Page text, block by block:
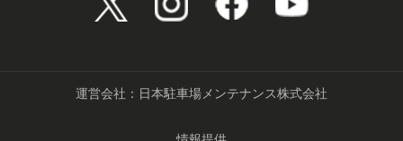
運営会社：日本駐車場メンテナンス株式会社